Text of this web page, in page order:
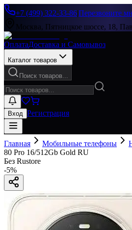
+7 (499) 322-33-86|Перезвоните
Москва, Пятницкое шоссе, 18,
ОплатаДоставка и Самовывоз
Каталог товаров
Поиск товаров...
Вход Регистрация
Главная Мобильные телефоны
80 Pro 16/512Gb Gold RU
Без Rustore
-5%